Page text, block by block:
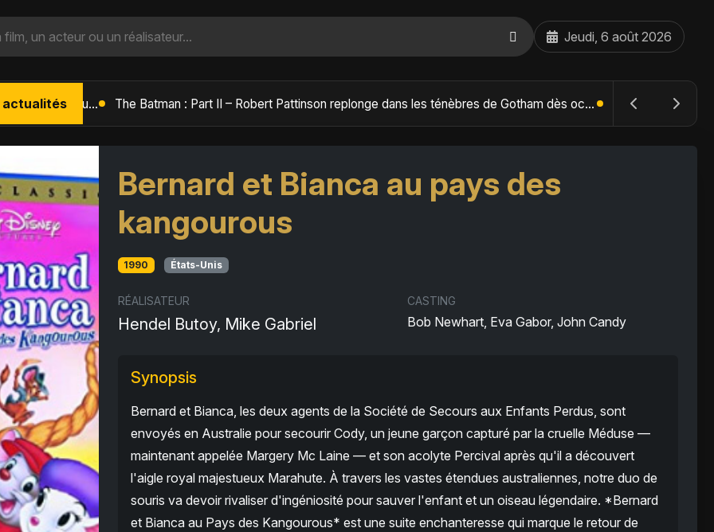
Jeudi, 6 août 2026
actualités L'Âge de Glace : Le Réveil du Volcan – Manny, Sid et Diego de retour pour une aventure explosive The Batman : Part II – Robert Pattinson replonge dans les ténèbres de Gotham dès octobre 2027
Bernard et Bianca au pays des
kangourous
1990 États-Unis
RÉALISATEUR
Hendel Butoy, Mike Gabriel
CASTING
Bob Newhart, Eva Gabor, John Candy
Synopsis
Bernard et Bianca, les deux agents de la Société de Secours aux Enfants Perdus, sont
envoyés en Australie pour secourir Cody, un jeune garçon capturé par la cruelle Méduse —
maintenant appelée Margery Mc Laine — et son acolyte Percival après qu'il a découvert
l'aigle royal majestueux Marahute. À travers les vastes étendues australiennes, notre duo de
souris va devoir rivaliser d'ingéniosité pour sauver l'enfant et un oiseau légendaire. *Bernard
et Bianca au Pays des Kangourous* est une suite enchanteresse qui marque le retour de